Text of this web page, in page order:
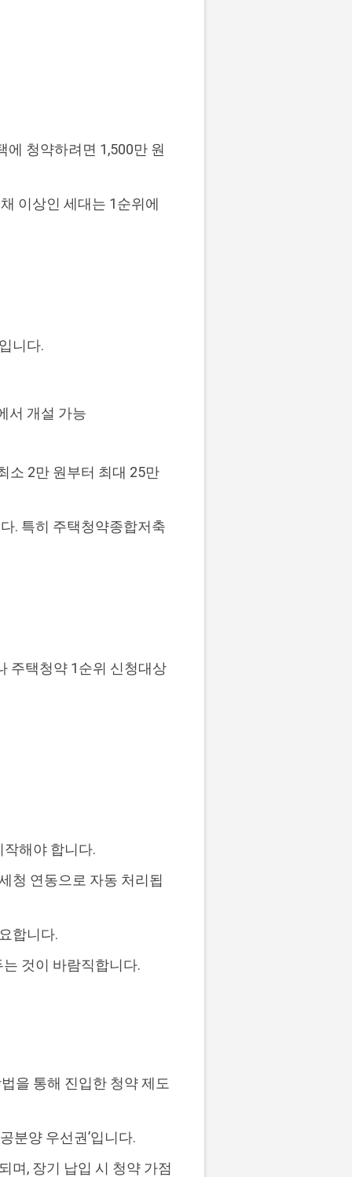
청약하려면 1,500만 원
이상인 세대는 1순위에
니다.
서 개설 가능
소 2만 원부터 최대 25만
. 특히 주택청약종합저축
주택청약 1순위 신청대상
해야 합니다.
청 연동으로 자동 처리됩
합니다.
것이 바람직합니다.
을 통해 진입한 청약 제도
분양 우선권’입니다.
며, 장기 납입 시 청약 가점